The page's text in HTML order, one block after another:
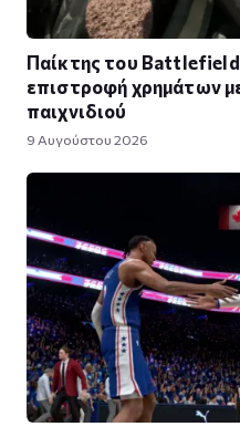
Παίκτης του
επιστροφή χρημάτων
παιχνιδιού
9 Αυγούστου 2026